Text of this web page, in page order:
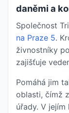
daněmi a
Společnost
na Praze 5.
živnostníky
zajišťuje
Pomáhá jim
oblasti, čímž
úřady. V